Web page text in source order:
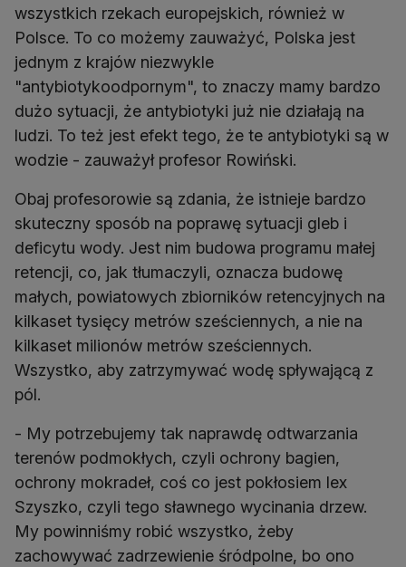
wszystkich rzekach europejskich, również w
Polsce. To co możemy zauważyć, Polska jest
jednym z krajów niezwykle
"antybiotykoodpornym", to znaczy mamy bardzo
dużo sytuacji, że antybiotyki już nie działają na
ludzi. To też jest efekt tego, że te antybiotyki są w
wodzie - zauważył profesor Rowiński.
Obaj profesorowie są zdania, że istnieje bardzo
skuteczny sposób na poprawę sytuacji gleb i
deficytu wody. Jest nim budowa programu małej
retencji, co, jak tłumaczyli, oznacza budowę
małych, powiatowych zbiorników retencyjnych na
kilkaset tysięcy metrów sześciennych, a nie na
kilkaset milionów metrów sześciennych.
Wszystko, aby zatrzymywać wodę spływającą z
pól.
- My potrzebujemy tak naprawdę odtwarzania
terenów podmokłych, czyli ochrony bagien,
ochrony mokradeł, coś co jest pokłosiem lex
Szyszko, czyli tego sławnego wycinania drzew.
My powinniśmy robić wszystko, żeby
zachowywać zadrzewienie śródpolne, bo ono